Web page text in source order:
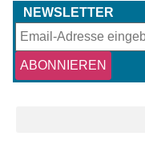
NEWSLETTER